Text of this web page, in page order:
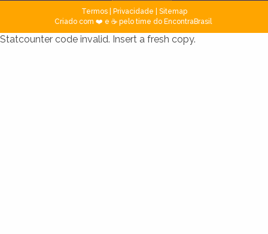
Termos| Privacidade
Sitemap
Criado com ❤️ e ☕ pelo time do EncontraBrasil
Statcounter code invalid. Insert a fresh copy.